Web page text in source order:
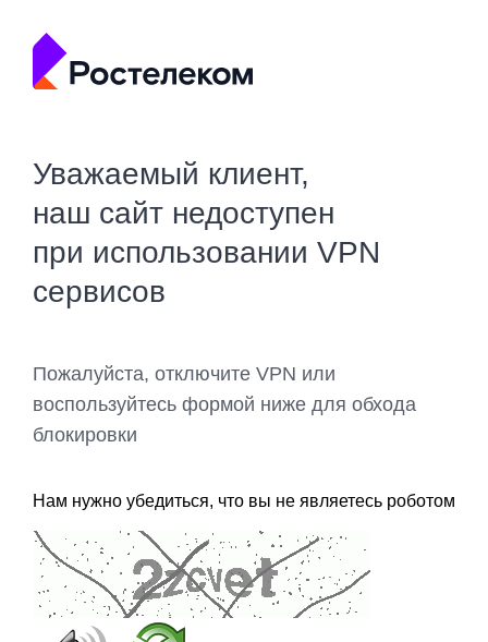
Уважаемый клиент,
наш сайт недоступен
при использовании VPN
сервисов
Пожалуйста, отключите VPN или
воспользуйтесь формой ниже для обхода
блокировки
Нам нужно убедиться, что вы не являетесь роботом